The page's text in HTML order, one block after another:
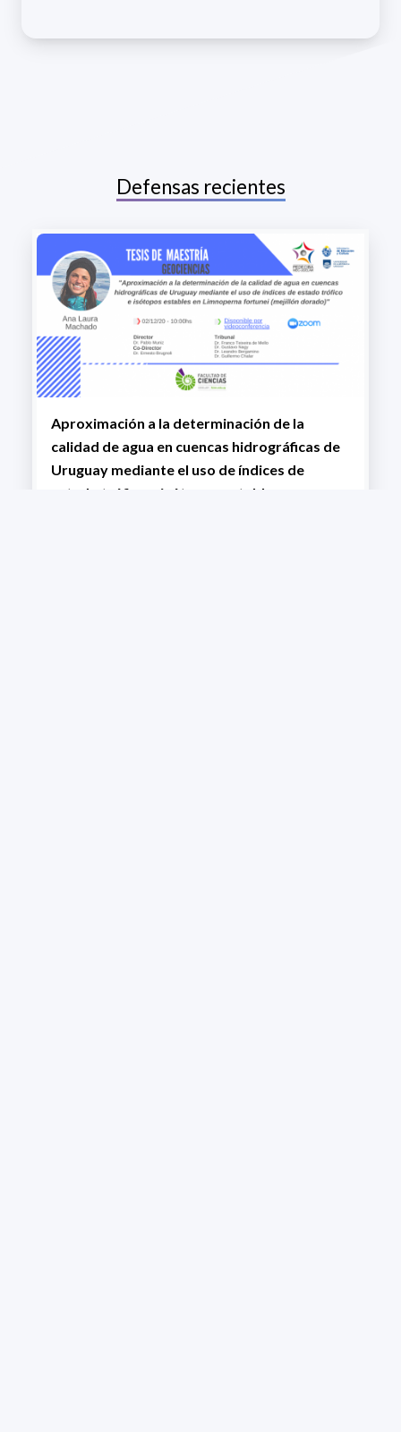
Defensas recientes
Aproximación a la determinación de la
calidad de agua en cuencas hidrográficas de
Uruguay mediante el uso de índices de
estado trófico e isótopos estables en